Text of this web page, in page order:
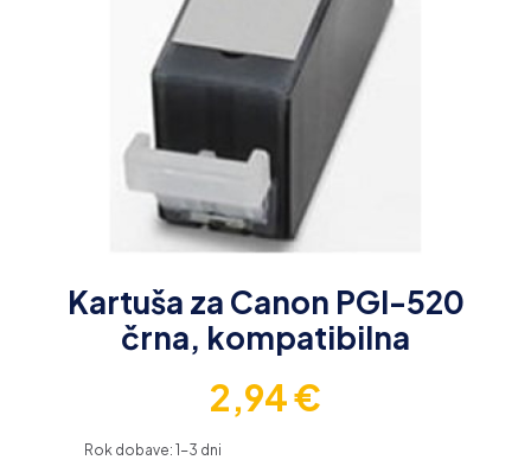
Kartuša za Canon PGI-520
črna, kompatibilna
2,94€
Rok dobave: 1-3 dni